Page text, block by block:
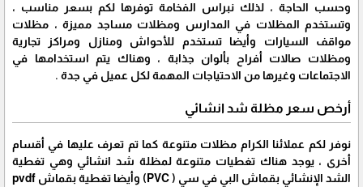
وحسب الحاجة ، لذلك نبراس الفخامة توفرها لكم بسعر مناسب ،
وتستخدم المظلات في المدارس ومظلات مساجد مميزة ، مظلات
مواقف السيارات وأيضا تستخدم للأحواش ومنازل ومراكز تجارية
ومظلات صالات أفراح بألوان جذابة ، وهناك يتم استخدامها في
الاجتماعات وغيرها من الاحتياجات المهمة لكل عميل في جدة .
أرخص سعر مظلة شد انشائي
نوفر لكم عملائنا الكرام مظلات متنوعة كما تم تعرف عليها في أقسام
أخرى ، يوجد هناك تغطيات متنوعة لمظلة شد انشائي وهي تغطية
الشد الإنشائي بقماش البي في سي ( PVC) وأيضا تغطية بقماش pvdf